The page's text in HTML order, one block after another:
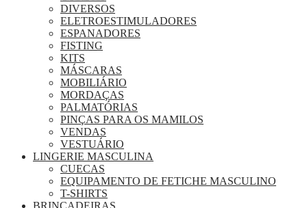
DIVERSOS
ELETROESTIMULADORES
ESPANADORES
FISTING
KITS
MÁSCARAS
MOBILIÁRIO
MORDAÇAS
PALMATÓRIAS
PINÇAS PARA OS MAMILOS
VENDAS
VESTUÁRIO
LINGERIE MASCULINA
CUECAS
EQUIPAMENTO DE FETICHE MASCULINO
T-SHIRTS
BRINCADEIRAS